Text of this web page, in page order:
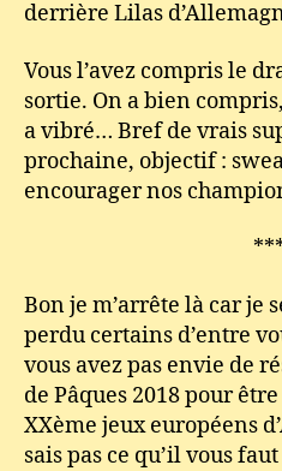
derrière Lilas
Vous l’avez compris le
sortie. On a bien
a vibré… Bref de vrais
prochaine, objectif :
encourager nos
Bon je m’arrête là car je
perdu certains d’entre
vous avez pas envie de
de Pâques 2018 pour
XXème jeux européens
sais pas ce qu’il vous